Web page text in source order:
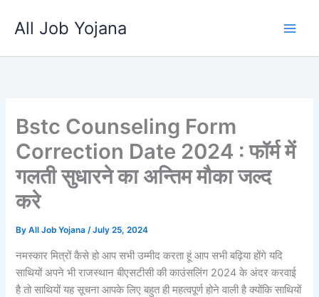
All Job Yojana
Bstc Counseling Form
Correction Date 2024 : फॉर्म में
गलती सुधारने का अन्तिम मौका जल्द
करे
ByAll Job Yojana/July 25, 2024
नमस्कार मित्रों कैसे हो आप सभी उम्मीद करता हूं आप सभी बढ़िया होंगे यदि
साथियों अपने भी राजस्थान बीएसटीसी की काउंसलिंग 2024 के अंदर करवाई
है तो साथियों यह सूचना आपके लिए बहुत ही महत्वपूर्ण होने वाली है क्योंकि साथियों